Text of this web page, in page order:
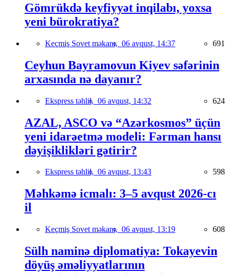
Gömrükdə keyfiyyət inqilabı, yoxsa
yeni bürokratiya?
Keçmiş Sovet məkanı, 06 avqust, 14:37 691
Ceyhun Bayramovun Kiyev səfərinin
arxasında nə dayanır?
Ekspress təhlil, 06 avqust, 14:32 624
AZAL, ASCO və “Azərkosmos” üçün
yeni idarəetmə modeli: Fərman hansı
dəyişiklikləri gətirir?
Ekspress təhlil, 06 avqust, 13:43 598
Məhkəmə icmalı: 3–5 avqust 2026-cı
il
Keçmiş Sovet məkanı, 06 avqust, 13:19 608
Sülh naminə diplomatiya: Tokayevin
döyüş əməliyyatlarının